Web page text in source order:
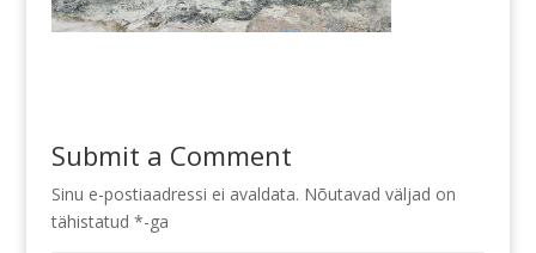
Submit a Comment
Sinu e-postiaadressi ei avaldata. Nõutavad väljad on
tähistatud *-ga